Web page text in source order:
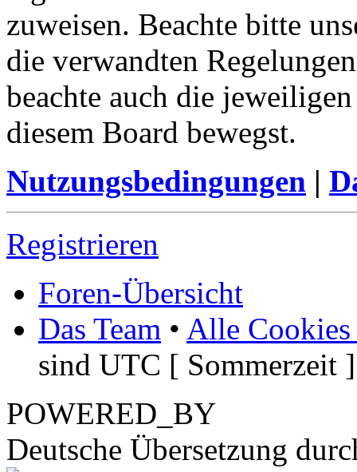
zuweisen. Beachte bitte
die verwandten
beachte auch die
diesem Board bewegst.
Nutzungsbedingungen |
Registrieren
Foren-Übersicht
Das Team • Alle Cookies
sind UTC [ Sommerzeit ]
POWERED_BY
Deutsche Übersetzung